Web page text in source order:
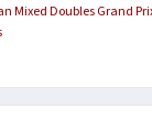
Mixed Doubles Grand